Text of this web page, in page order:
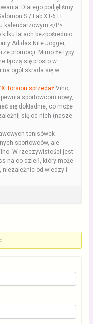
Dlatego podjęliśmy
S / Lab XT-6 LT
kalendarzowym.</P>
kilku latach bezpośrednio
Adidas Nite Jogger,
promocji. Mimo że typy
łączą się prosto w
ogół skrada się w
Torsion sprzedażViho,
sportowcom nowy,
się dokładnie, co może
się od nich (nasze
tenisówek
sportowców, ale
W rzeczywistości jest
na co dzień, który może
niezależnie od wiedzy i